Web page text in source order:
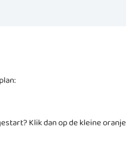
Klik dan op de kleine oranje